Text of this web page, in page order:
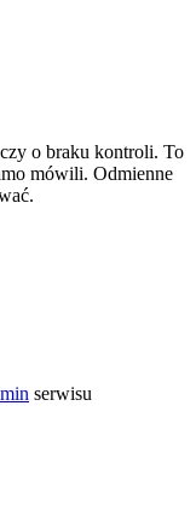
o braku kontroli. To
mówili. Odmienne
serwisu